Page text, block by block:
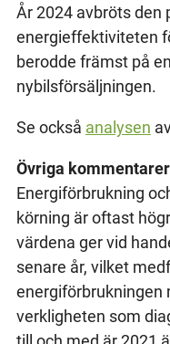
År 2024 avbröts den
energieffektiviteten
berodde främst på
nybilsförsäljningen.
Se också analysen
Övriga kommentarer
Energiförbrukning
körning är oftast
värdena ger vid
senare år, vilket
energiförbrukningen
verkligheten som